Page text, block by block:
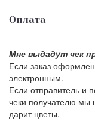
Оплата
Мне выдадут чек
Если заказ
электронным.
Если отправитель и
чеки получателю мы
дарит цветы.